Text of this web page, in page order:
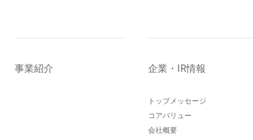
事業紹介 企業・IR情報
トップメッセージ
コアバリュー
会社概要